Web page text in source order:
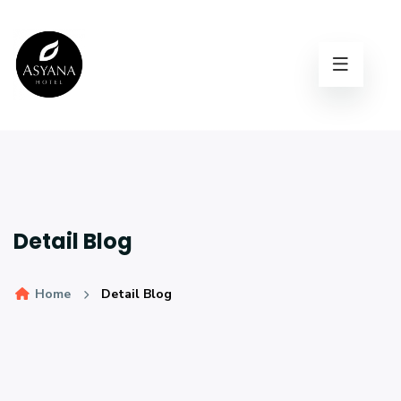
Detail Blog
Home Detail Blog